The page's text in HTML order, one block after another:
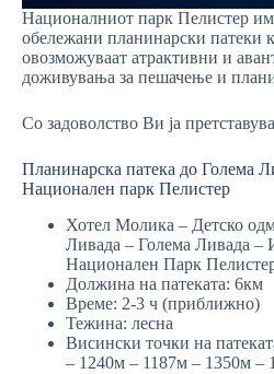
Националниот парк Пелистер
обележани планинарски патеки
овозможуваат атрактивни и
доживувања за пешачење и
Со задоволство Ви ја
Планинарска патека до Голема
Национален парк Пелистер
Хотел Молика – Детско
Ливада – Голема Ливада –
Национален Парк
Должина на патеката: 6км
Време: 2-3 ч (приближно)
Тежина: лесна
Висински точки на
– 1240м – 1187м – 1350м –